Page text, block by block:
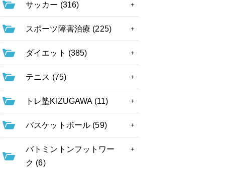
サッカー (316)
スポーツ障害治療 (225)
ダイエット (385)
テニス (75)
トレ塾KIZUGAWA (11)
バスケットボール (59)
バトミントンフットワー
ク (6)